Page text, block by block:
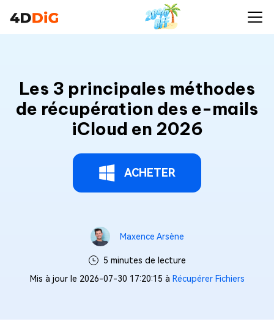
Les 3 principales méthodes
de récupération des e-mails
iCloud en 2026
ACHETER
Maxence Arsène
5 minutes de lecture
Mis à jour le 2026-07-30 17:20:15 à Récupérer Fichiers